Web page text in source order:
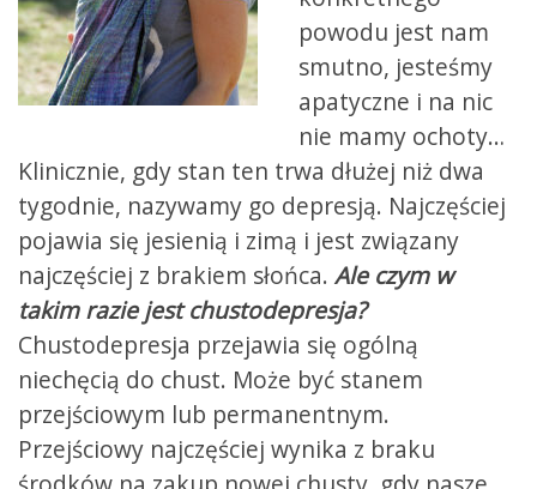
powodu jest nam
smutno, jesteśmy
apatyczne i na nic
nie mamy ochoty…
Klinicznie, gdy stan ten trwa dłużej niż dwa
tygodnie, nazywamy go depresją. Najczęściej
pojawia się jesienią i zimą i jest związany
najczęściej z brakiem słońca. Ale czym w
takim razie jest chustodepresja?
Chustodepresja przejawia się ogólną
niechęcią do chust. Może być stanem
przejściowym lub permanentnym.
Przejściowy najczęściej wynika z braku